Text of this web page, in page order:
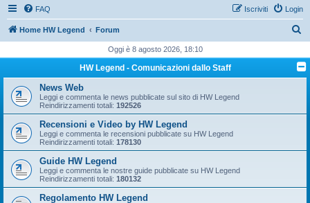
FAQ Login
Iscriviti
Home HW Legend Forum
r
c
Oggi è 8 agosto 2026, 18:10
HW Legend - Comunicazioni dallo Staff
News Web
Leggi e commenta le news pubblicate sul sito di HW Legend
Reindirizzamenti totali: 192526
Recensioni e Video by HW Legend
Leggi e commenta le recensioni pubblicate su HW Legend
Reindirizzamenti totali: 178130
Guide HW Legend
Leggi e commenta le nostre guide pubblicate su HW Legend
Reindirizzamenti totali: 180132
Regolamento HW Legend